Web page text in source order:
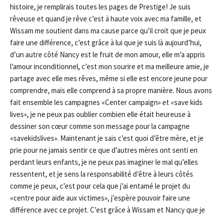
histoire, je remplirais toutes les pages de Prestige! Je suis
rêveuse et quand je rêve c’est à haute voix avec ma famille, et
Wissam me soutient dans ma cause parce qu’il croit que je peux
faire une différence, c’est grâce à lui que je suis là aujourd’hui,
d’un autre côté Nancy est le fruit de mon amour, elle m’a appris
l’amour inconditionnel, c’est mon sourire et ma meilleure amie, je
partage avec elle mes rêves, même si elle est encore jeune pour
comprendre, mais elle comprend à sa propre manière. Nous avons
fait ensemble les campagnes «Center campaign» et «save kids
lives», je ne peux pas oublier combien elle était heureuse à
dessiner son cœur comme son message pour la campagne
«savekidslives». Maintenant je sais c’est quoi d’être mère, et je
prie pour ne jamais sentir ce que d’autres mères ont senti en
perdant leurs enfants, je ne peux pas imaginer le mal qu’elles
ressentent, et je sens la responsabilité d’être à leurs côtés
comme je peux, c’est pour cela que j’ai entamé le projet du
«centre pour aide aux victimes», j’espère pouvoir faire une
différence avec ce projet. C’est grâce à Wissam et Nancy que je